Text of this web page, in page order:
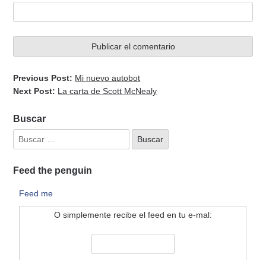
Previous Post: Mi nuevo autobot
Next Post: La carta de Scott McNealy
Buscar
Feed the penguin
Feed me
O simplemente recibe el feed en tu e-mal: